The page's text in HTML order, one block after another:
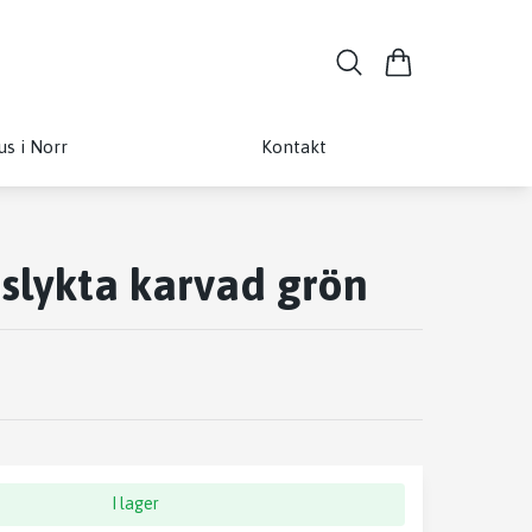
i Norr Kontakt
karvad grön
I lager